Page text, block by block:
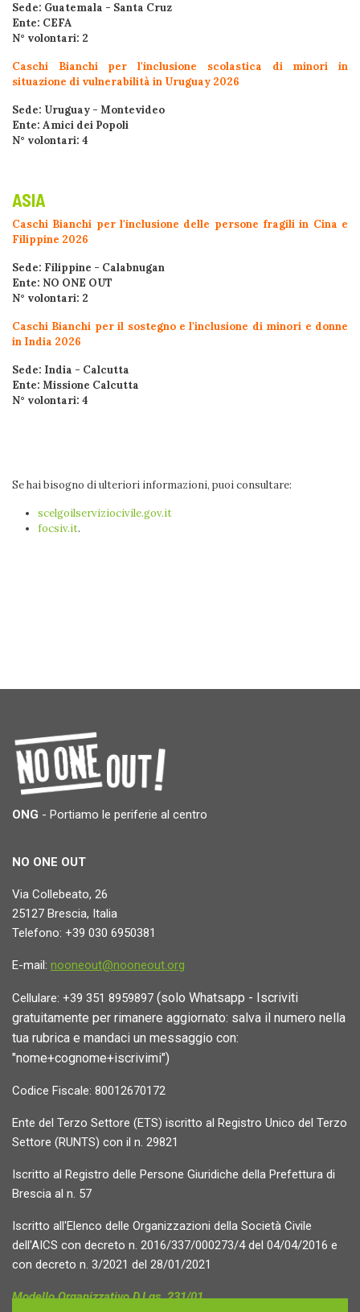
Sede: Guatemala - Santa Cruz
Ente: CEFA
N° volontari: 2
Caschi Bianchi per l'inclusione scolastica di minori in
situazione di vulnerabilità in Uruguay 2026
Sede: Uruguay - Montevideo
Ente: Amici dei Popoli
N° volontari: 4
ASIA
Caschi Bianchi per l'inclusione delle persone fragili in Cina e
Filippine 2026
Sede: Filippine - Calabnugan
Ente: NO ONE OUT
N° volontari: 2
Caschi Bianchi per il sostegno e l'inclusione di minori e donne
in India 2026
Sede: India - Calcutta
Ente: Missione Calcutta
N° volontari: 4
Se hai bisogno di ulteriori informazioni, puoi consultare:
scelgoilserviziocivile.gov.it
focsiv.it.
ONG - Portiamo le periferie al centro
NO ONE OUT
Via Collebeato, 26
25127 Brescia, Italia
Telefono: +39 030 6950381
E-mail: nooneout@nooneout.org
Cellulare: +39 351 8959897 (solo Whatsapp - Iscriviti
gratuitamente per rimanere aggiornato: salva il numero nella
tua rubrica e mandaci un messaggio con:
"nome+cognome+iscrivimi")
Codice Fiscale: 80012670172
Ente del Terzo Settore (ETS) iscritto al Registro Unico del Terzo
Settore (RUNTS) con il n. 29821
Iscritto al Registro delle Persone Giuridiche della Prefettura di
Brescia al n. 57
Iscritto all'Elenco delle Organizzazioni della Società Civile
dell'AICS con decreto n. 2016/337/000273/4 del 04/04/2016 e
con decreto n. 3/2021 del 28/01/2021
Modello Organizzativo D.Lgs. 231/01